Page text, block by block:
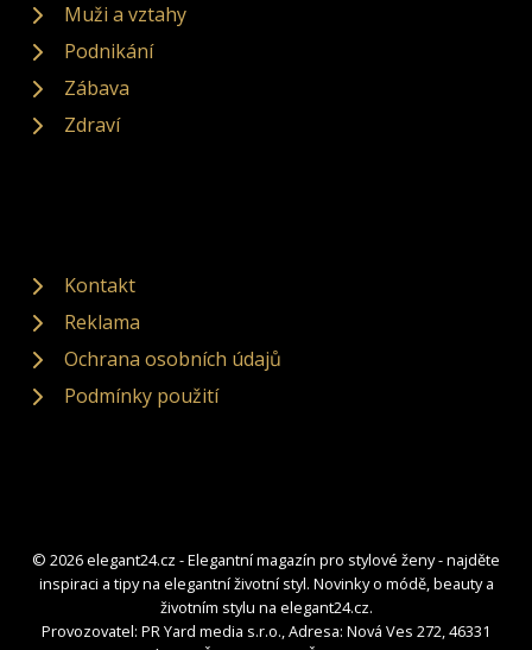
Muži a vztahy
Podnikání
Zábava
Zdraví
Kontakt
Reklama
Ochrana osobních údajů
Podmínky použití
© 2026 elegant24.cz - Elegantní magazín pro stylové ženy - najděte
inspiraci a tipy na elegantní životní styl. Novinky o módě, beauty a
životním stylu na elegant24.cz.
Provozovatel: PR Yard media s.r.o., Adresa: Nová Ves 272, 46331